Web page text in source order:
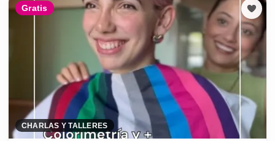
Gratis
CHARLAS Y TALLERES